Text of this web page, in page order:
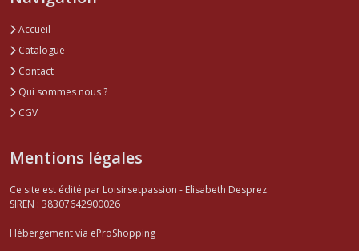
Accueil
Catalogue
Contact
Qui sommes nous ?
CGV
Mentions légales
Ce site est édité par Loisirsetpassion - Elisabeth Desprez.
SIREN : 38307642900026
Hébergement via eProShopping